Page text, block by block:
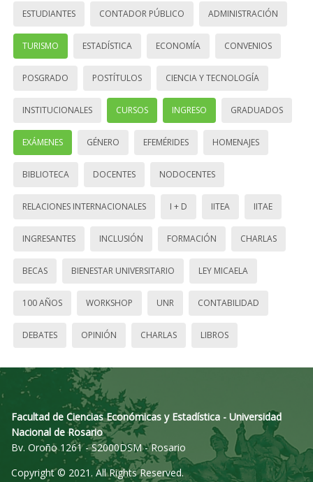
ESTUDIANTES CONTADOR PÚBLICO ADMINISTRACIÓN
TURISMO ESTADÍSTICA ECONOMÍA CONVENIOS
POSGRADO POSTÍTULOS CIENCIA Y TECNOLOGÍA
INSTITUCIONALES CURSOS INGRESO GRADUADOS
EXÁMENES GÉNERO EFEMÉRIDES HOMENAJES
BIBLIOTECA DOCENTES NODOCENTES
RELACIONES INTERNACIONALES I + D IITEA IITAE
INGRESANTES INCLUSIÓN FORMACIÓN CHARLAS
BECAS BIENESTAR UNIVERSITARIO LEY MICAELA
100 AÑOS WORKSHOP UNR CONTABILIDAD
DEBATES OPINIÓN CHARLAS LIBROS
Facultad de Ciencias Económicas y Estadística - Universidad
Nacional de Rosario
Bv. Oroño 1261 - S2000DSM - Rosario
Copyright © 2021. All Rights Reserved.